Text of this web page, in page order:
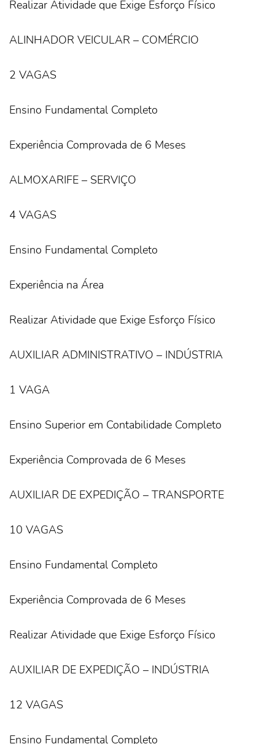
Realizar Atividade que Exige Esforço Físico
ALINHADOR VEICULAR – COMÉRCIO
2 VAGAS
Ensino Fundamental Completo
Experiência Comprovada de 6 Meses
ALMOXARIFE – SERVIÇO
4 VAGAS
Ensino Fundamental Completo
Experiência na Área
Realizar Atividade que Exige Esforço Físico
AUXILIAR ADMINISTRATIVO – INDÚSTRIA
1 VAGA
Ensino Superior em Contabilidade Completo
Experiência Comprovada de 6 Meses
AUXILIAR DE EXPEDIÇÃO – TRANSPORTE
10 VAGAS
Ensino Fundamental Completo
Experiência Comprovada de 6 Meses
Realizar Atividade que Exige Esforço Físico
AUXILIAR DE EXPEDIÇÃO – INDÚSTRIA
12 VAGAS
Ensino Fundamental Completo